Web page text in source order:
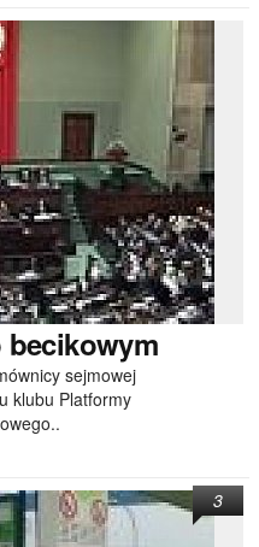
sejmowej
klubu Platformy
3